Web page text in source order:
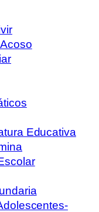
Educativa